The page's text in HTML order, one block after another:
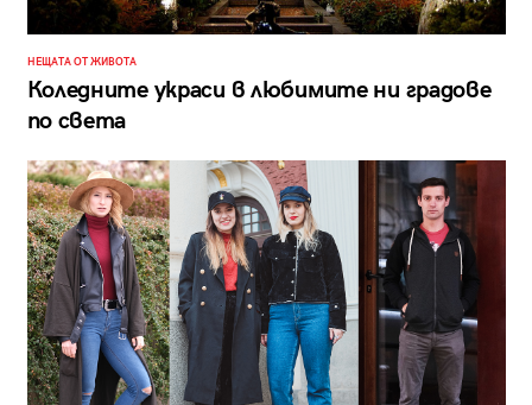
НЕЩАТА ОТ ЖИВОТА
Коледните украси в любимите ни градове
по света